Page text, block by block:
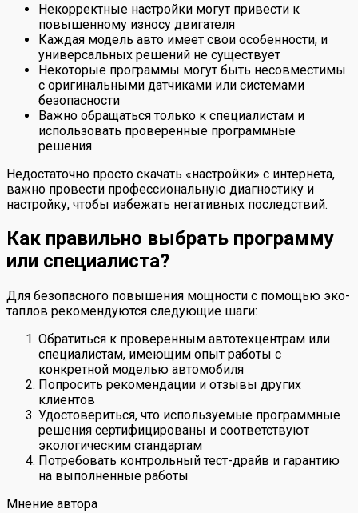
Некорректные настройки могут привести к
повышенному износу двигателя
Каждая модель авто имеет свои особенности, и
универсальных решений не существует
Некоторые программы могут быть несовместимы
с оригинальными датчиками или системами
безопасности
Важно обращаться только к специалистам и
использовать проверенные программные
решения
Недостаточно просто скачать «настройки» с интернета,
важно провести профессиональную диагностику и
настройку, чтобы избежать негативных последствий.
Как правильно выбрать программу
или специалиста?
Для безопасного повышения мощности с помощью эко-
таплов рекомендуются следующие шаги:
Обратиться к проверенным автотехцентрам или
специалистам, имеющим опыт работы с
конкретной моделью автомобиля
Попросить рекомендации и отзывы других
клиентов
Удостовериться, что используемые программные
решения сертифицированы и соответствуют
экологическим стандартам
Потребовать контрольный тест-драйв и гарантию
на выполненные работы
Мнение автора